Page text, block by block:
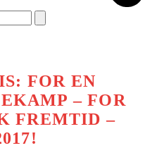
FOR EN
– FOR
FREMTID –